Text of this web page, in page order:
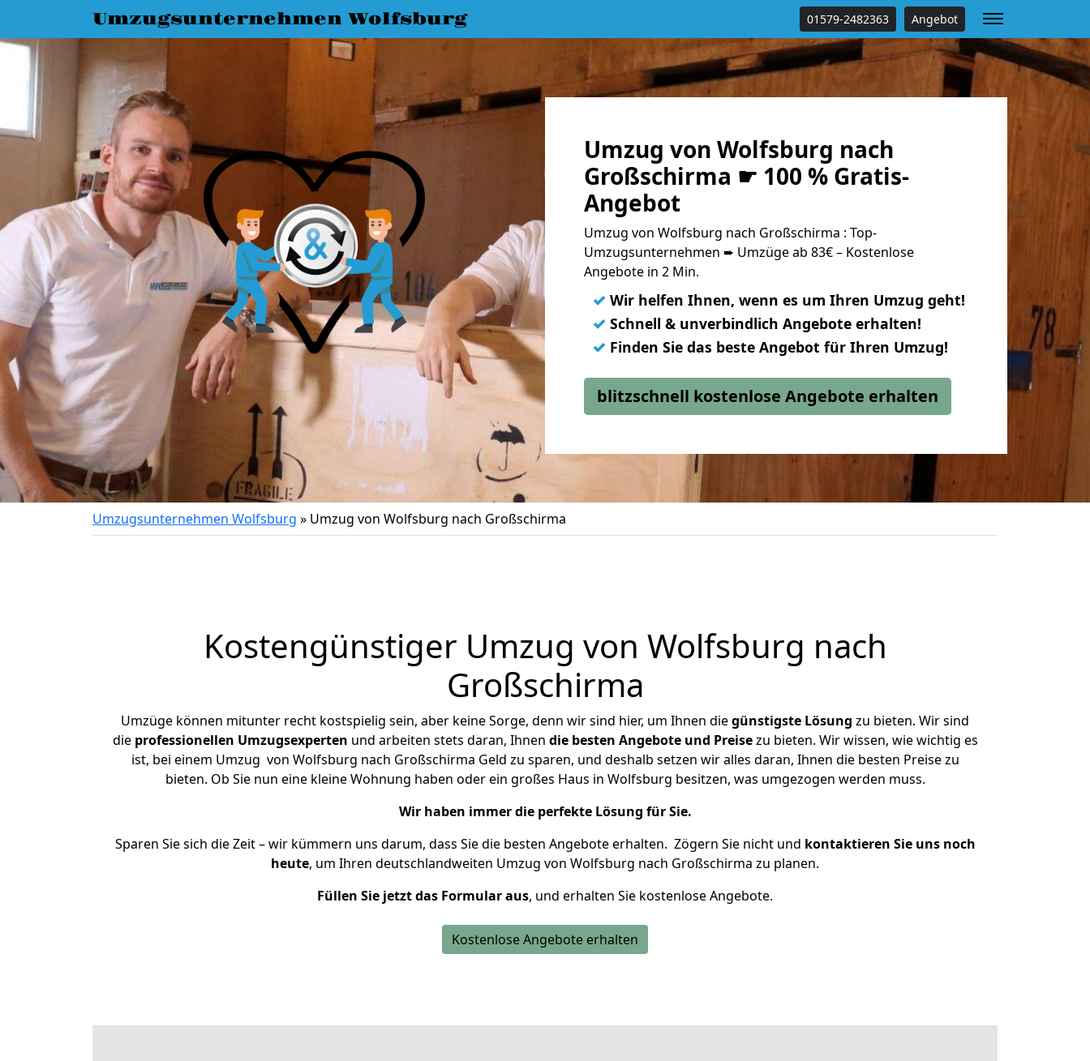
Umzugsunternehmen Wolfsburg 01579-2482363 Angebot
Umzug von Wolfsburg nach
Großschirma ☛ 100 % Gratis-
Angebot
Umzug von Wolfsburg nach Großschirma : Top-
Umzugsunternehmen ➨ Umzüge ab 83€ – Kostenlose
Angebote in 2 Min.
✓ Wir helfen Ihnen, wenn es um Ihren Umzug geht!
✓ Schnell & unverbindlich Angebote erhalten!
✓ Finden Sie das beste Angebot für Ihren Umzug!
blitzschnell kostenlose Angebote erhalten
Umzugsunternehmen Wolfsburg » Umzug von Wolfsburg nach Großschirma
Kostengünstiger Umzug von Wolfsburg nach
Großschirma
Umzüge können mitunter recht kostspielig sein, aber keine Sorge, denn wir sind hier, um Ihnen diegünstigste Lösung zu bieten. Wir sind
die professionellen Umzugsexperten und arbeiten stets daran, Ihnen die besten Angebote und Preisezu bieten. Wir wissen, wie wichtig es
ist, bei einem Umzug von Wolfsburg nach Großschirma Geld zu sparen, und deshalb setzen wir alles daran, Ihnen die besten Preise zu
bieten. Ob Sie nun eine kleine Wohnung haben oder ein großes Haus in Wolfsburg besitzen, was umgezogen werden muss.
Wir haben immer die perfekte Lösung für Sie.
Sparen Sie sich die Zeit – wir kümmern uns darum, dass Sie die besten Angebote erhalten. Zögern Sie nicht und kontaktieren Sie uns noch
heute, um Ihren deutschlandweiten Umzug von Wolfsburg nach Großschirma zu planen.
Füllen Sie jetzt das Formular aus, und erhalten Sie kostenlose Angebote.
Kostenlose Angebote erhalten